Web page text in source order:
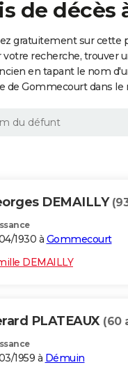
de décès
gratuitement sur cette
votre recherche, trouver
en tapant le nom
de Gommecourt dans
DEMAILLY
1930 à Gommecourt
DEMAILLY
PLATEAUX (60
1959 à Démuin